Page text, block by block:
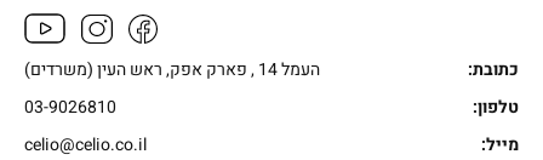
כתובת:
העמל 14 , פארק אפק, ראש העין (משרדים)
טלפון:
03-9026810
מייל:
celio@celio.co.il